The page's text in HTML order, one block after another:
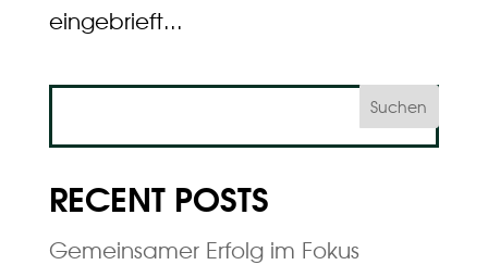
eingebrieft...
Suchen
RECENT POSTS
Gemeinsamer Erfolg im Fokus